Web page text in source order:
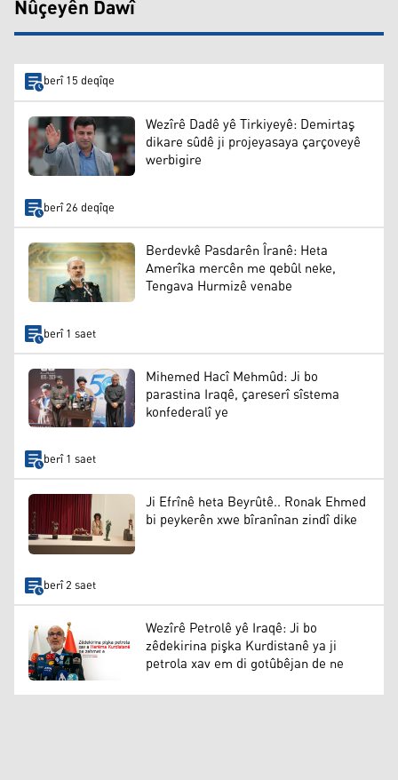
Nûçeyên Dawî
berî 15 deqîqe
Wezîrê Dadê yê Tirkiyeyê: Demirtaş
dikare sûdê ji projeyasaya çarçoveyê
werbigire
berî 26 deqîqe
Berdevkê Pasdarên Îranê: Heta
Amerîka mercên me qebûl neke,
Tengava Hurmizê venabe
berî 1 saet
Mihemed Hacî Mehmûd: Ji bo
parastina Iraqê, çareserî sîstema
konfederalî ye
berî 1 saet
Ji Efrînê heta Beyrûtê.. Ronak Ehmed
bi peykerên xwe bîranînan zindî dike
berî 2 saet
Wezîrê Petrolê yê Iraqê: Ji bo
zêdekirina pişka Kurdistanê ya ji
petrola xav em di gotûbêjan de ne